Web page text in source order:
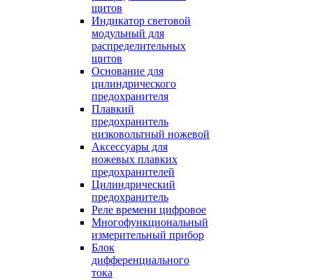
щитов
Индикатор световой
модульный для
распределительных
щитов
Основание для
цилиндрического
предохранителя
Плавкий
предохранитель
низковольтный ножевой
Аксессуары для
ножевых плавких
предохранителей
Цилиндрический
предохранитель
Реле времени цифровое
Многофункциональный
измерительный прибор
Блок
дифференциального
тока